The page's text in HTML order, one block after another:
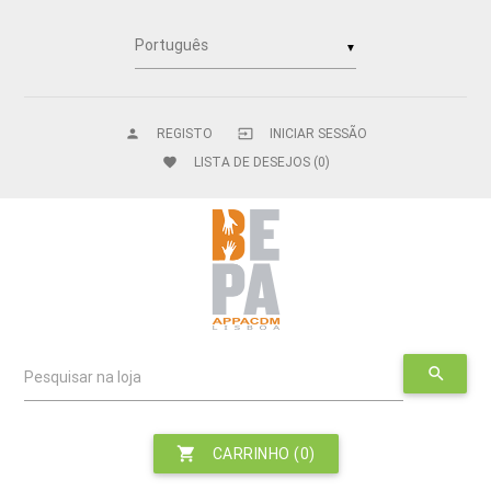
▼
REGISTO
person INICIAR SESSÃO
input
favorite
LISTA DE DESEJOS (0)
Pesquisar na loja search
CARRINHO (0)
shopping_cart